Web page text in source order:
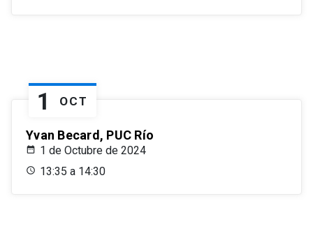
1 OCT
Yvan Becard, PUC Río
1 de Octubre de 2024
13:35 a 14:30